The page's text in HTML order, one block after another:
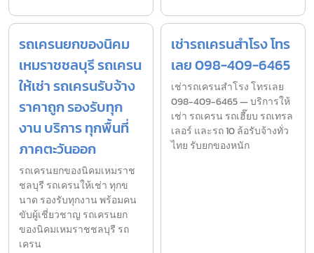
รถเครนยกของนิคม
เหมราชชลบุรี รถเครน
ให้เช่า รถเครนรับจ้าง
ราคาถูก รองรับทุก
งาน บริการ ทุกพื้นที่
ภาคตะวันออก
รถเครนยกของนิคมเหมราช
ชลบุรี รถเครนให้เช่า ทุกข
นาด รองรับทุกงาน พร้อมคน
ขับผู้เชี่ยวชาญ รถเครนยก
ของนิคมเหมราชชลบุรี รถ
เครน
เช่ารถเครนสำโรง โทร
เลย 098-409-6465
เช่ารถเครนสำโรง โทรเลย
098-409-6465 — บริการให้
เช่า รถเครน รถเฮี๊ยบ รถเทรล
เลอร์ และรถ 10 ล้อรับจ้างทั่ว
ไทย รับยกของหนัก